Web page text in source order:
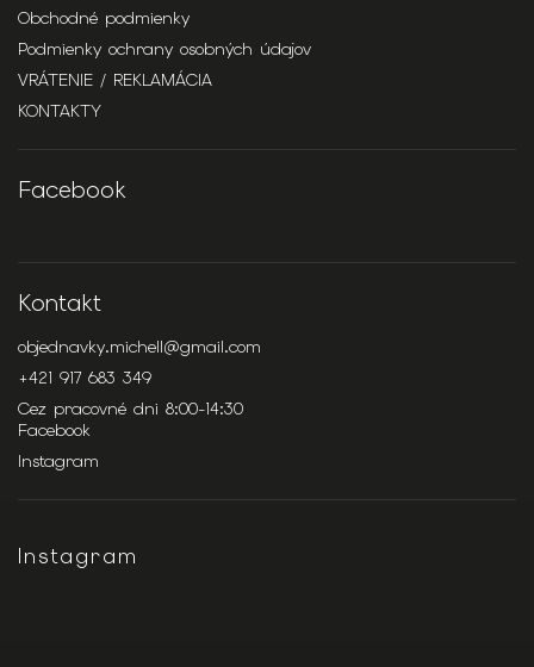
Obchodné podmienky
Podmienky ochrany osobných údajov
VRÁTENIE / REKLAMÁCIA
KONTAKTY
Facebook
Kontakt
objednavky.michell@gmail.com
+421 917 683 349
Cez pracovné dni 8:00-14:30
Facebook
Instagram
Instagram